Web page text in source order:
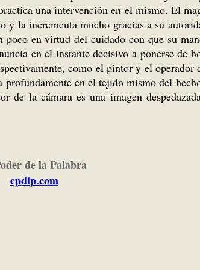
una intervención en el mismo. El
la incrementa mucho gracias a su
en virtud del cuidado con que su
en el instante decisivo a ponerse de
como el pintor y el
en el tejido mismo del
la cámara es una imagen
de la Palabra
epdlp.com